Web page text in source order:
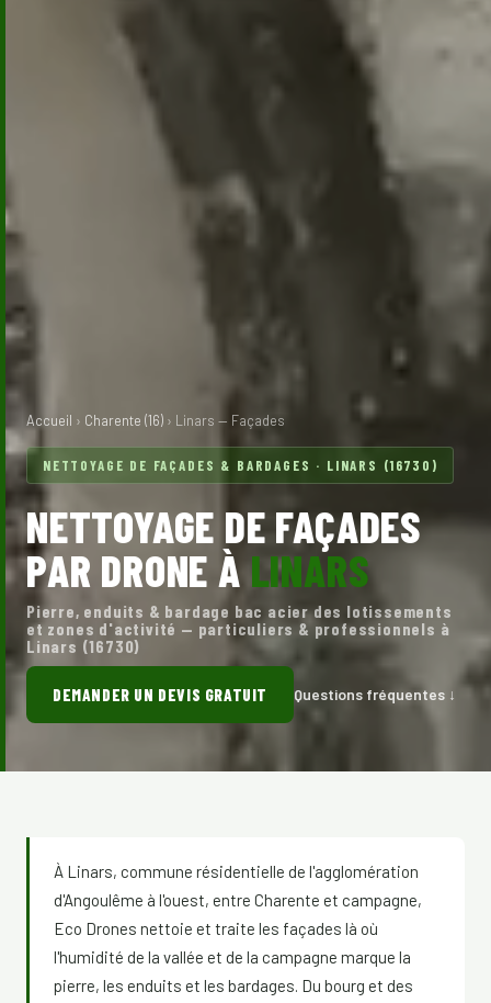
Accueil › Charente (16) › Linars — Façades
NETTOYAGE DE FAÇADES & BARDAGES · LINARS (16730)
NETTOYAGE DE FAÇADES
PAR DRONE ÀLINARS
Pierre, enduits & bardage bac acier des lotissements
et zones d'activité — particuliers & professionnels à
Linars (16730)
DEMANDER UN DEVIS GRATUIT Questions fréquentes ↓
À Linars, commune résidentielle de l'agglomération
d'Angoulême à l'ouest, entre Charente et campagne,
Eco Drones nettoie et traite les façades là où
l'humidité de la vallée et de la campagne marque la
pierre, les enduits et les bardages. Du bourg et des